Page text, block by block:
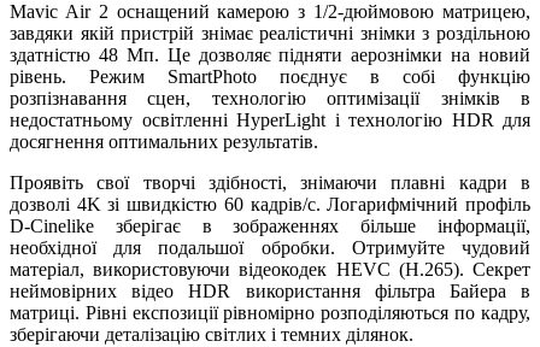
Mavic Air 2 оснащений камерою з 1/2-дюймовою матрицею,
завдяки якій пристрій знімає реалістичні знімки з роздільною
здатністю 48 Мп. Це дозволяє підняти аерознімки на новий
рівень. Режим SmartPhoto поєднує в собі функцію
розпізнавання сцен, технологію оптимізації знімків в
недостатньому освітленні HyperLight і технологію HDR для
досягнення оптимальних результатів.
Проявіть свої творчі здібності, знімаючи плавні кадри в
дозволі 4K зі швидкістю 60 кадрів/с. Логарифмічний профіль
D-Cinelike зберігає в зображеннях більше інформації,
необхідної для подальшої обробки. Отримуйте чудовий
матеріал, використовуючи відеокодек HEVC (H.265). Секрет
неймовірних відео HDR використання фільтра Байера в
матриці. Рівні експозиції рівномірно розподіляються по кадру,
зберігаючи деталізацію світлих і темних ділянок.